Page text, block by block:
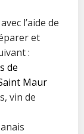
l’aide de
et
:
de
Maur
vin de